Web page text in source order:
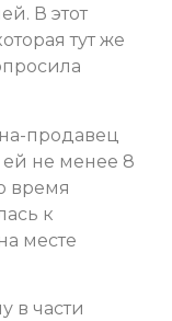
В этот
тут же
продавец
не менее 8
время
к
месте
в части